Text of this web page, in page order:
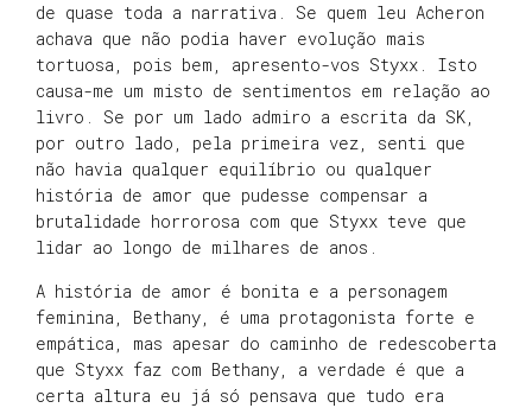
de quase toda a narrativa. Se quem leu Acheron
achava que não podia haver evolução mais
tortuosa, pois bem, apresento-vos Styxx. Isto
causa-me um misto de sentimentos em relação ao
livro. Se por um lado admiro a escrita da SK,
por outro lado, pela primeira vez, senti que
não havia qualquer equilíbrio ou qualquer
história de amor que pudesse compensar a
brutalidade horrorosa com que Styxx teve que
lidar ao longo de milhares de anos.
A história de amor é bonita e a personagem
feminina, Bethany, é uma protagonista forte e
empática, mas apesar do caminho de redescoberta
que Styxx faz com Bethany, a verdade é que a
certa altura eu já só pensava que tudo era